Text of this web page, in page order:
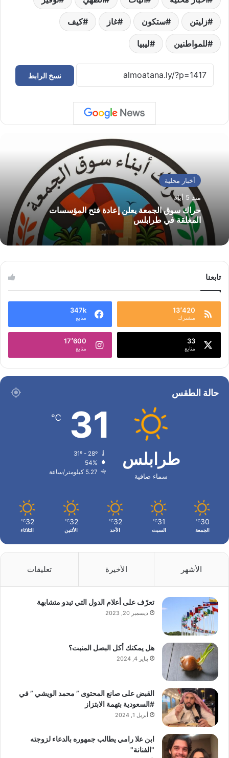
زليتن ستكون غاز كيف
للمواطنين ليبيا
نسخ الرابط
أخبار محلية
منذ 5 أيام
حراك سوق الجمعة يعلن إعادة فتح المؤسسات
المغلقة في طرابلس
تابعنا
13٬420
مشترك
347k
متابع
33
متابع
17٬600
متابع
حالة الطقس
طرابلس
سماء صافية
31
℃
54%
5.27 كيلومتر/ساعة
30
℃
الجمعة
31
℃
السبت
32
℃
الأحد
32
℃
الأثنين
32
℃
الثلاثاء
الأشهر الأخيرة تعليقات
تعرّف على أعلام الدول التي تبدو متشابهة
ديسمبر 20, 2023
هل يمكنك أكل البصل المنبت؟
يناير 4, 2024
القبض على صانع المحتوى ” محمد الويشي ” في
#السعودية بتهمة الابتزاز
أبريل 1, 2024
ابن علا رامي يطالب جمهوره بالدعاء لزوجته
"الفنانة"